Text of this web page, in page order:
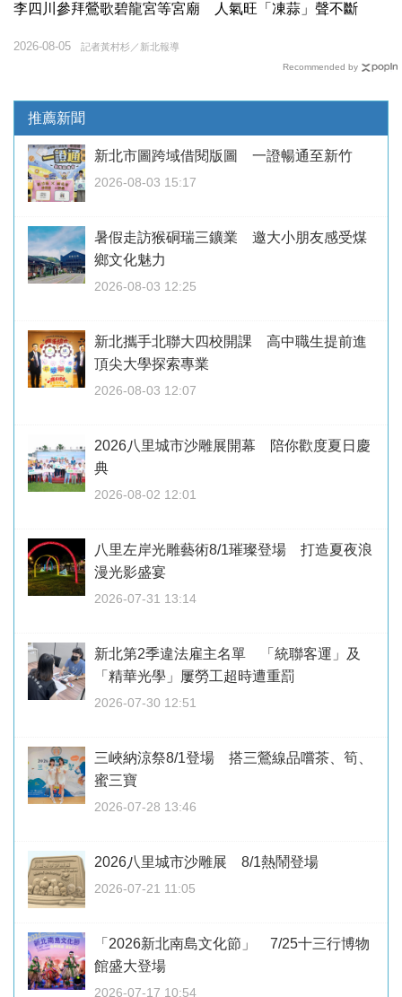
李四川參拜鶯歌碧龍宮等宮廟 人氣旺「凍蒜」聲不斷
記者黃村杉／新北報導
2026-08-05
Recommended by
推薦新聞
新北市圖跨域借閱版圖 一證暢通至新竹
2026-08-03 15:17
暑假走訪猴硐瑞三鑛業 邀大小朋友感受煤
鄉文化魅力
2026-08-03 12:25
新北攜手北聯大四校開課 高中職生提前進
頂尖大學探索專業
2026-08-03 12:07
2026八里城市沙雕展開幕 陪你歡度夏日慶
典
2026-08-02 12:01
八里左岸光雕藝術8/1璀璨登場 打造夏夜浪
漫光影盛宴
2026-07-31 13:14
新北第2季違法雇主名單 「統聯客運」及
「精華光學」屢勞工超時遭重罰
2026-07-30 12:51
三峽納涼祭8/1登場 搭三鶯線品嚐茶、筍、
蜜三寶
2026-07-28 13:46
2026八里城市沙雕展 8/1熱鬧登場
2026-07-21 11:05
「2026新北南島文化節」 7/25十三行博物
館盛大登場
2026-07-17 10:54